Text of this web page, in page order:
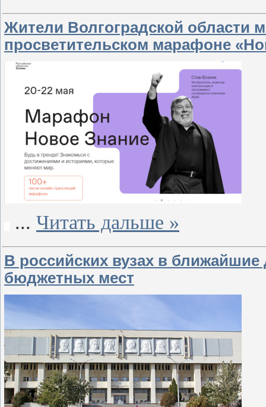
Жители Волгоградской области
просветительском марафоне
... Читать дальше »
В российских вузах в
бюджетных мест